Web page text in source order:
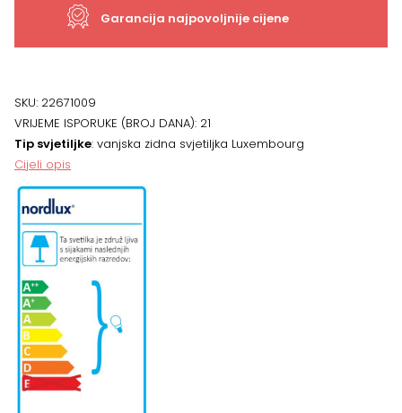
cm,
količina
Garancija najpovoljnije cijene
SKU: 22671009
VRIJEME ISPORUKE (BROJ DANA): 21
Tip svjetiljke: vanjska zidna svjetiljka Luxembourg
Cijeli opis